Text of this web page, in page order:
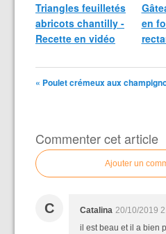
Triangles feuilletés
abricots chantilly -
Recette en vidéo
en
« Poulet crémeux aux
Commenter cet article
Ajouter un
C Catalina 20/10/2019
il est beau et il a bien